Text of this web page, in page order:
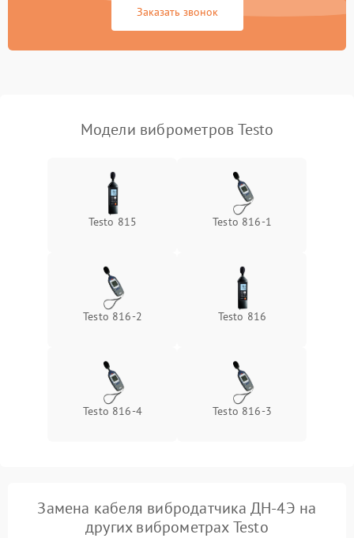
индикаторов
Заказать звонок
Модели виброметров Testo
Testo 815 Testo 816-1
Testo 816-2 Testo 816
Testo 816-4 Testo 816-3
Замена кабеля вибродатчика ДН-4Э на
других виброметрах Testo